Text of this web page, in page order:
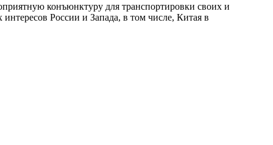
конъюнктуру для транспортировки своих и
России и Запада, в том числе, Китая в